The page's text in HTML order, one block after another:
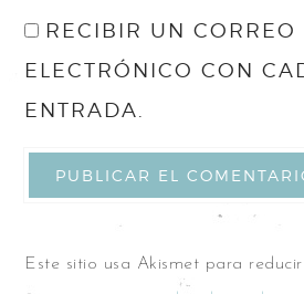
RECIBIR UN CORREO
ELECTRÓNICO CON
ENTRADA.
Este sitio usa Akismet para